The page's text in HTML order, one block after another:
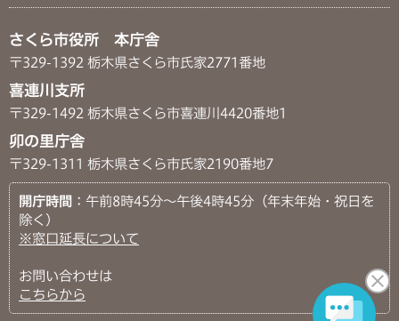
さくら市役所 本庁舎
〒329-1392 栃木県さくら市氏家2771番地
喜連川支所
〒329-1492 栃木県さくら市喜連川4420番地1
卯の里庁舎
〒329-1311 栃木県さくら市氏家2190番地7
開庁時間 ：午前8時45分～午後4時45分（年末年始・祝日を
除く）
※窓口延長について
お問い合わせは
こちらから